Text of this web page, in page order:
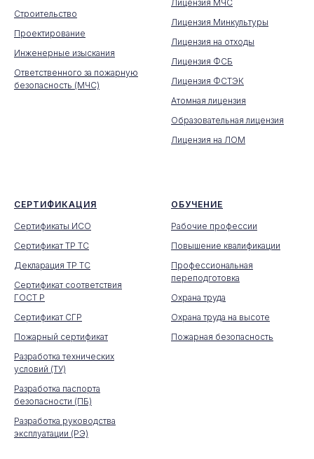
Строительство
Проектирование
Инженерные изыскания
Ответственного за пожарную
безопасность (МЧС)
Лицензия МЧС
Лицензия Минкультуры
Лицензия на отходы
Лицензия ФСБ
Лицензия ФСТЭК
Атомная лицензия
Образовательная лицензия
Лицензия на ЛОМ
СЕРТИФИКАЦИЯ
Сертификаты ИСО
Сертификат ТР ТС
Декларация ТР ТС
Сертификат соответствия
ГОСТ Р
Сертификат СГР
Пожарный сертификат
Разработка технических
условий (ТУ)
Разработка паспорта
безопасности (ПБ)
Разработка руководства
эксплуатации (РЭ)
ОБУЧЕНИЕ
Рабочие профессии
Повышение квалификации
Профессиональная
переподготовка
Охрана труда
Охрана труда на высоте
Пожарная безопасность